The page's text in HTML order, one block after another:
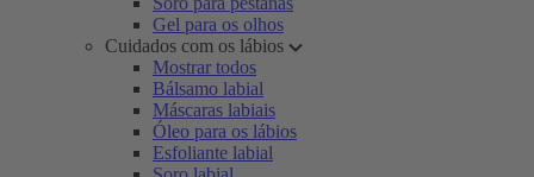
Gel para os olhos
Cuidados com os lábios
Mostrar todos
Bálsamo labial
Máscaras labiais
Óleo para os lábios
Esfoliante labial